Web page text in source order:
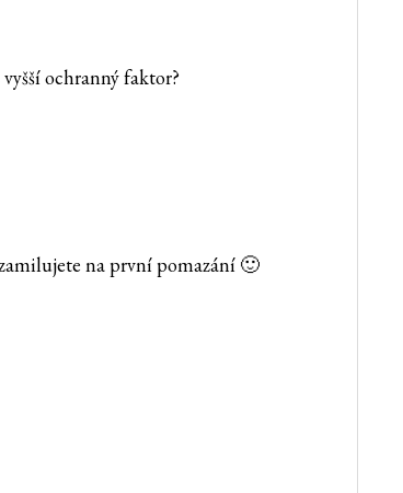
ochranný faktor?
na první pomazání 🙂